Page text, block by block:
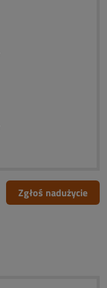
Zgłoś nadużycie